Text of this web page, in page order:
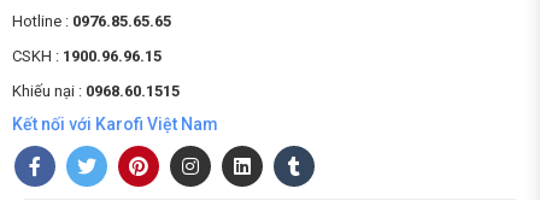
Hotline : 0976.85.65.65
CSKH : 1900.96.96.15
Khiếu nại : 0968.60.1515
Kết nối với Karofi Việt Nam